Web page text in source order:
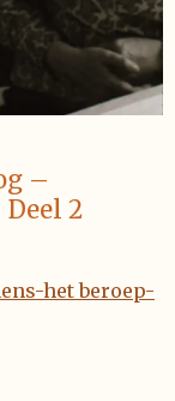
–
2
het beroep-